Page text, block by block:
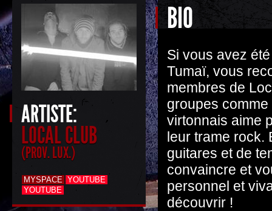
ARTISTE:
LOCAL CLUB
(PROV. LUX.)
MYSPACE YOUTUBE
YOUTUBE
BIO
Si vous avez
Tumaï, vous
membres de
groupes
virtonnais aime
leur trame rock.
guitares et de
convaincre et
personnel et
découvrir !